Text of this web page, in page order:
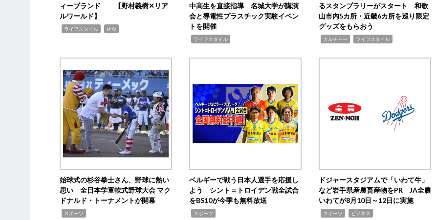
ィーブランド 【野村義樹✕リア
ルワールド】
ライフスタイル 社会
中高生を直接指導 名城大学が講演
会と導電性プラスチック実験イベン
トを開催
ライフスタイル
るスタンプラリーがスタート 和歌
山市内5カ所・近畿6カ所を巡り限定
グッズをもらおう
カルチャー ライフスタイル
始球式の杉谷拳士さん、野球に熱い
思い 全日本学童軟式野球大会 マク
ドナルド・トーナメントが開幕
スポーツ
ベルギーで戦う日本人選手を応援し
よう シント＝トロイデン戦全試合
をBS10が今季も無料放送
スポーツ
ドジャースタジアムで「いわて牛」
など岩手県産農畜産物をPR JA全農
いわてが8月10日～12日に実施
スポーツ ビジネス